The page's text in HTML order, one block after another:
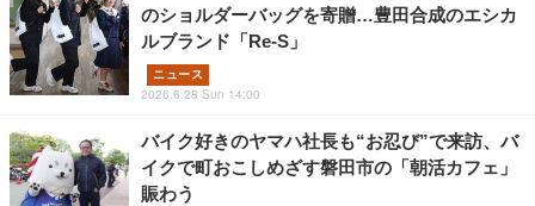
のショルダーバッグを寄贈…豊田合成のエシカ
ルブランド「Re-S」
ニュース
2026.6.28 Sun 14:00
バイク好きのヤマハ社長も“お忍び”で来訪、バ
イクで町おこしめざす磐田市の「朝活カフェ」
賑わう